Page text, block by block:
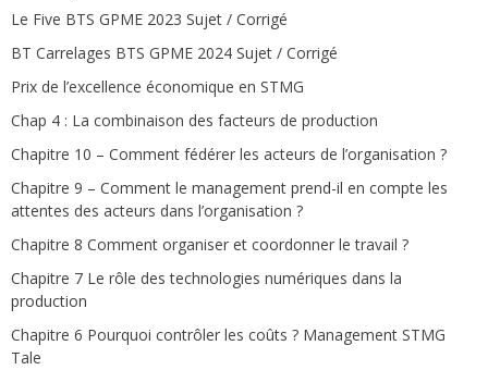
Le Five BTS GPME 2023 Sujet / Corrigé
BT Carrelages BTS GPME 2024 Sujet / Corrigé
Prix de l’excellence économique en STMG
Chap 4 : La combinaison des facteurs de production
Chapitre 10 – Comment fédérer les acteurs de l’organisation ?
Chapitre 9 – Comment le management prend-il en compte les
attentes des acteurs dans l’organisation ?
Chapitre 8 Comment organiser et coordonner le travail ?
Chapitre 7 Le rôle des technologies numériques dans la
production
Chapitre 6 Pourquoi contrôler les coûts ? Management STMG
Tale